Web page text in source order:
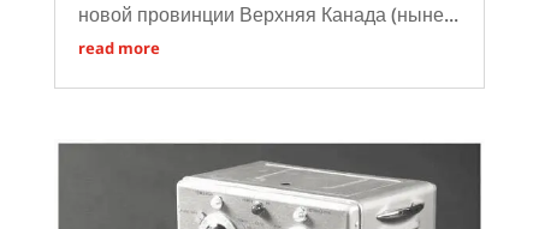
новой провинции Верхняя Канада (ныне...
read more